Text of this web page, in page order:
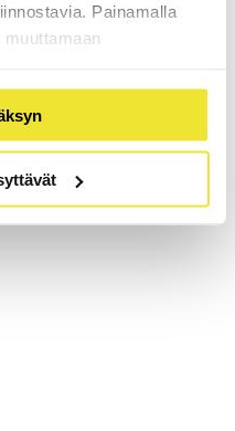
Painamalla